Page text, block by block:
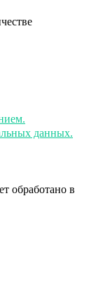
данных.
обработано в